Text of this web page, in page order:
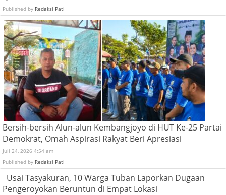
Published by Redaksi Pati
Bersih-bersih Alun-alun Kembangjoyo di HUT Ke-25 Partai
Demokrat, Omah Aspirasi Rakyat Beri Apresiasi
Juli 24, 2026 4:54 am
Published by Redaksi Pati
Usai Tasyakuran, 10 Warga Tuban Laporkan Dugaan
Pengeroyokan Beruntun di Empat Lokasi